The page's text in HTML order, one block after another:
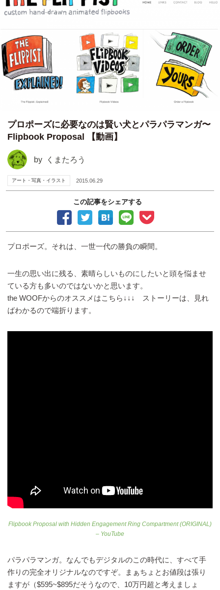
プロポーズに必要なのは賢い犬とパラパラマンガ〜
Flipbook Proposal 【動画】
by くまたろう
アート・写真・イラスト 2015.06.29
この記事をシェアする
プロポーズ。それは、一世一代の勝負の瞬間。
一生の思い出に残る、素晴らしいものにしたいと頭を悩ませ
ている方も多いのではないかと思います。
the WOOFからのオススメはこちら↓↓↓ ストーリーは、見れ
ばわかるので端折ります。
Flipbook Proposal with Hidden Engagement Ring Compartment (ORIGINAL)
– YouTube
パラパラマンガ。なんでもデジタルのこの時代に、すべて手
作りの完全オリジナルなのですぞ。まぁちょとお値段は張り
ますが（$595~$895だそうなので、10万円超と考えましょ